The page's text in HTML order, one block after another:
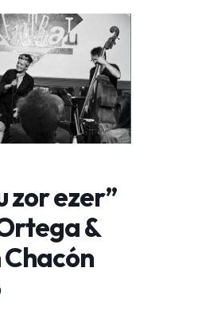
zor ezer”
&